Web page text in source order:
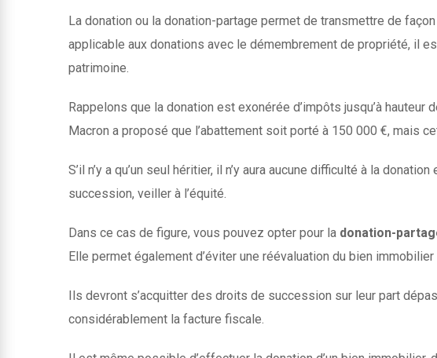
La donation ou la donation-partage permet de transmettre de
applicable aux donations avec le démembrement de propriété, il
patrimoine.
Rappelons que la donation est exonérée d’impôts jusqu’à
Macron a proposé que l’abattement soit porté à 150 000 €, mais
S’il n’y a qu’un seul héritier, il n’y aura aucune difficulté à la
succession, veiller à l’équité.
Dans ce cas de figure, vous pouvez opter pour la donation-
Elle permet également d’éviter une réévaluation du bien immobilier
Ils devront s’acquitter des droits de succession sur leur part
considérablement la facture fiscale.